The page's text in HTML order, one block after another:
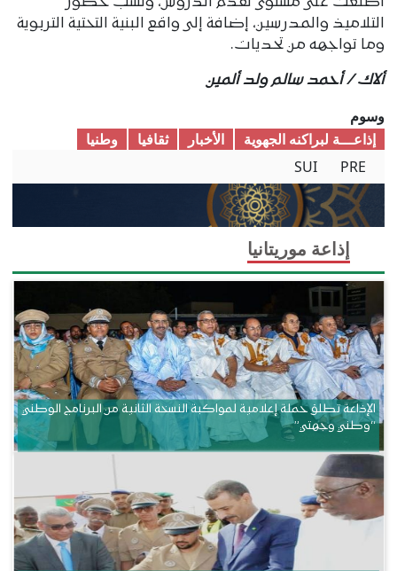
التلاميذ والمدرسين، إضافة إلى واقع البنية التحتية التربوية
وما تواجهه من تحديات.
ألاك / أحمد سالم ولد ألمين
وسوم
إذاعـــة لبراكنه الجهوية
الأخبار ثقافیا
وطنیا
PRE
SUI
إذاعة موريتانيا
الإذاعة تطلق حملة إعلامية لمواكبة النسخة الثانية من البرنامج الوطني
“وطني وجهتي”